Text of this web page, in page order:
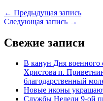
← Предыдущая запись
Следующая запись →
Свежие записи
В канун Дня военного
Христова п.
благодарственный
Новые иконы
Службы Недели 9-ой